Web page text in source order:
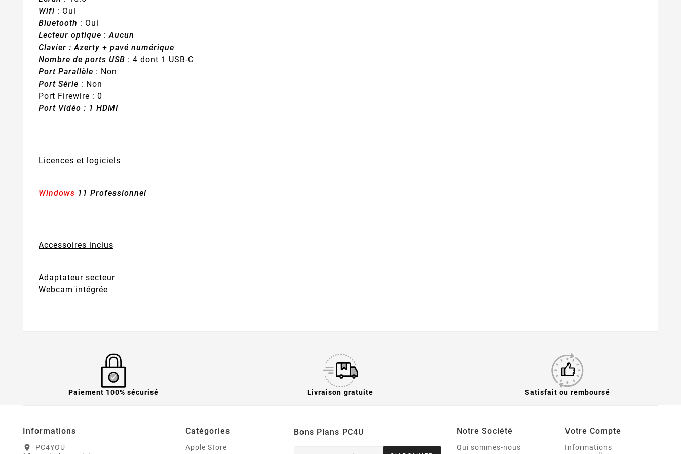
Wifi : Oui
Bluetooth : Oui
Lecteur optique :Aucun
Clavier : Azerty + pavé numérique
Nombre de ports USB : 4 dont 1 USB-C
Port Parallèle : Non
Port Série : Non
Port Firewire : 0
Port Vidéo : 1 HDMI
Licences et logiciels
Windows 11 Professionnel
Accessoires inclus
Adaptateur secteur
Webcam intégrée
Paiement 100% sécurisé Livraison gratuite Satisfait ou remboursé
Informations
location_on
PC4YOU
Catégories
Apple Store
Bons Plans PC4U Notre Société
Qui sommes-nous
Votre Compte
Informations